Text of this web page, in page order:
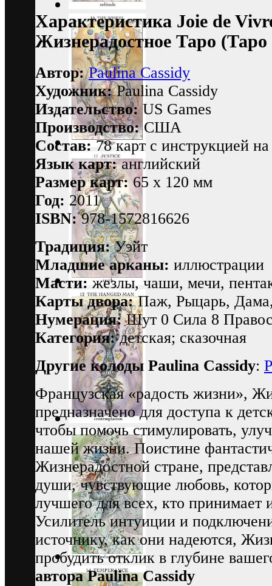
Характеристика Joie de
Жизнерадостное Таро
Автор: Paulina Cassidy
Художник:Paulina Cassidy
Издательство:US Games
Производство:США
Состав:78 карт c инструкцией на
Язык карт:английский
Размер карт:65 х 120 мм
Год: 2011
ISBN:978-1572816626
Традиция:Уэйт
Младшие арканы: иллюстрации
Масти:жезлы, чаши, мечи,
Карты двора:Паж, Рыцарь,
Нумерация:Шут 0 Сила 8
Категория:детская; сказочная
Другие колоды Paulina Cassidy:
Французская «радость жизни»,
предназначено для доступа к
чтобы помочь стимулировать,
нашей жизни. Поистине
Жизнерадостной стране,
души, чувствующие любовь,
лучшего для всех, кто принимает
Усилитель интуиции и
источнику, как они надеются,
пробудить отклик в глубине
автора Paulina Cassidy